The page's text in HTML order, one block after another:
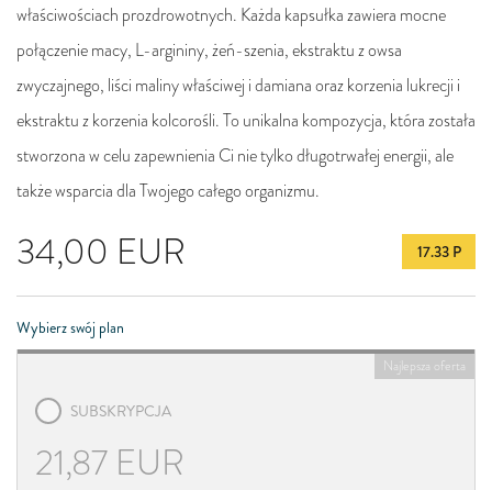
34,00 EUR 17.33 P
właściwościach prozdrowotnych. Każda kapsułka zawiera mocne
połączenie macy, L-argininy, żeń-szenia, ekstraktu z owsa
zwyczajnego, liści maliny właściwej i damiana oraz korzenia lukrecji i
ekstraktu z korzenia kolcorośli. To unikalna kompozycja, która została
stworzona w celu zapewnienia Ci nie tylko długotrwałej energii, ale
także wsparcia dla Twojego całego organizmu.
Wybierz swój plan
Najlepsza oferta
SUBSKRYPCJA
21,87 EUR